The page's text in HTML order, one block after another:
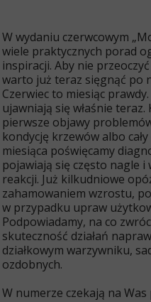
a
2
0
2
6
W wydaniu czerwcowym
wiele praktycznych porad
inspiracji. Aby nie
warto już teraz sięgnąć po
Czerwiec to miesiąc
ujawniają się właśnie
pierwsze objawy
kondycję krzewów albo
miesiąca poświęcamy
pojawiają się często nagle
reakcji. Już kilkudniowe
zahamowaniem wzrostu,
w przypadku upraw
Podpowiadamy, na co
skuteczność działań
działkowym warzywniku,
ozdobnych.
W numerze czekają na